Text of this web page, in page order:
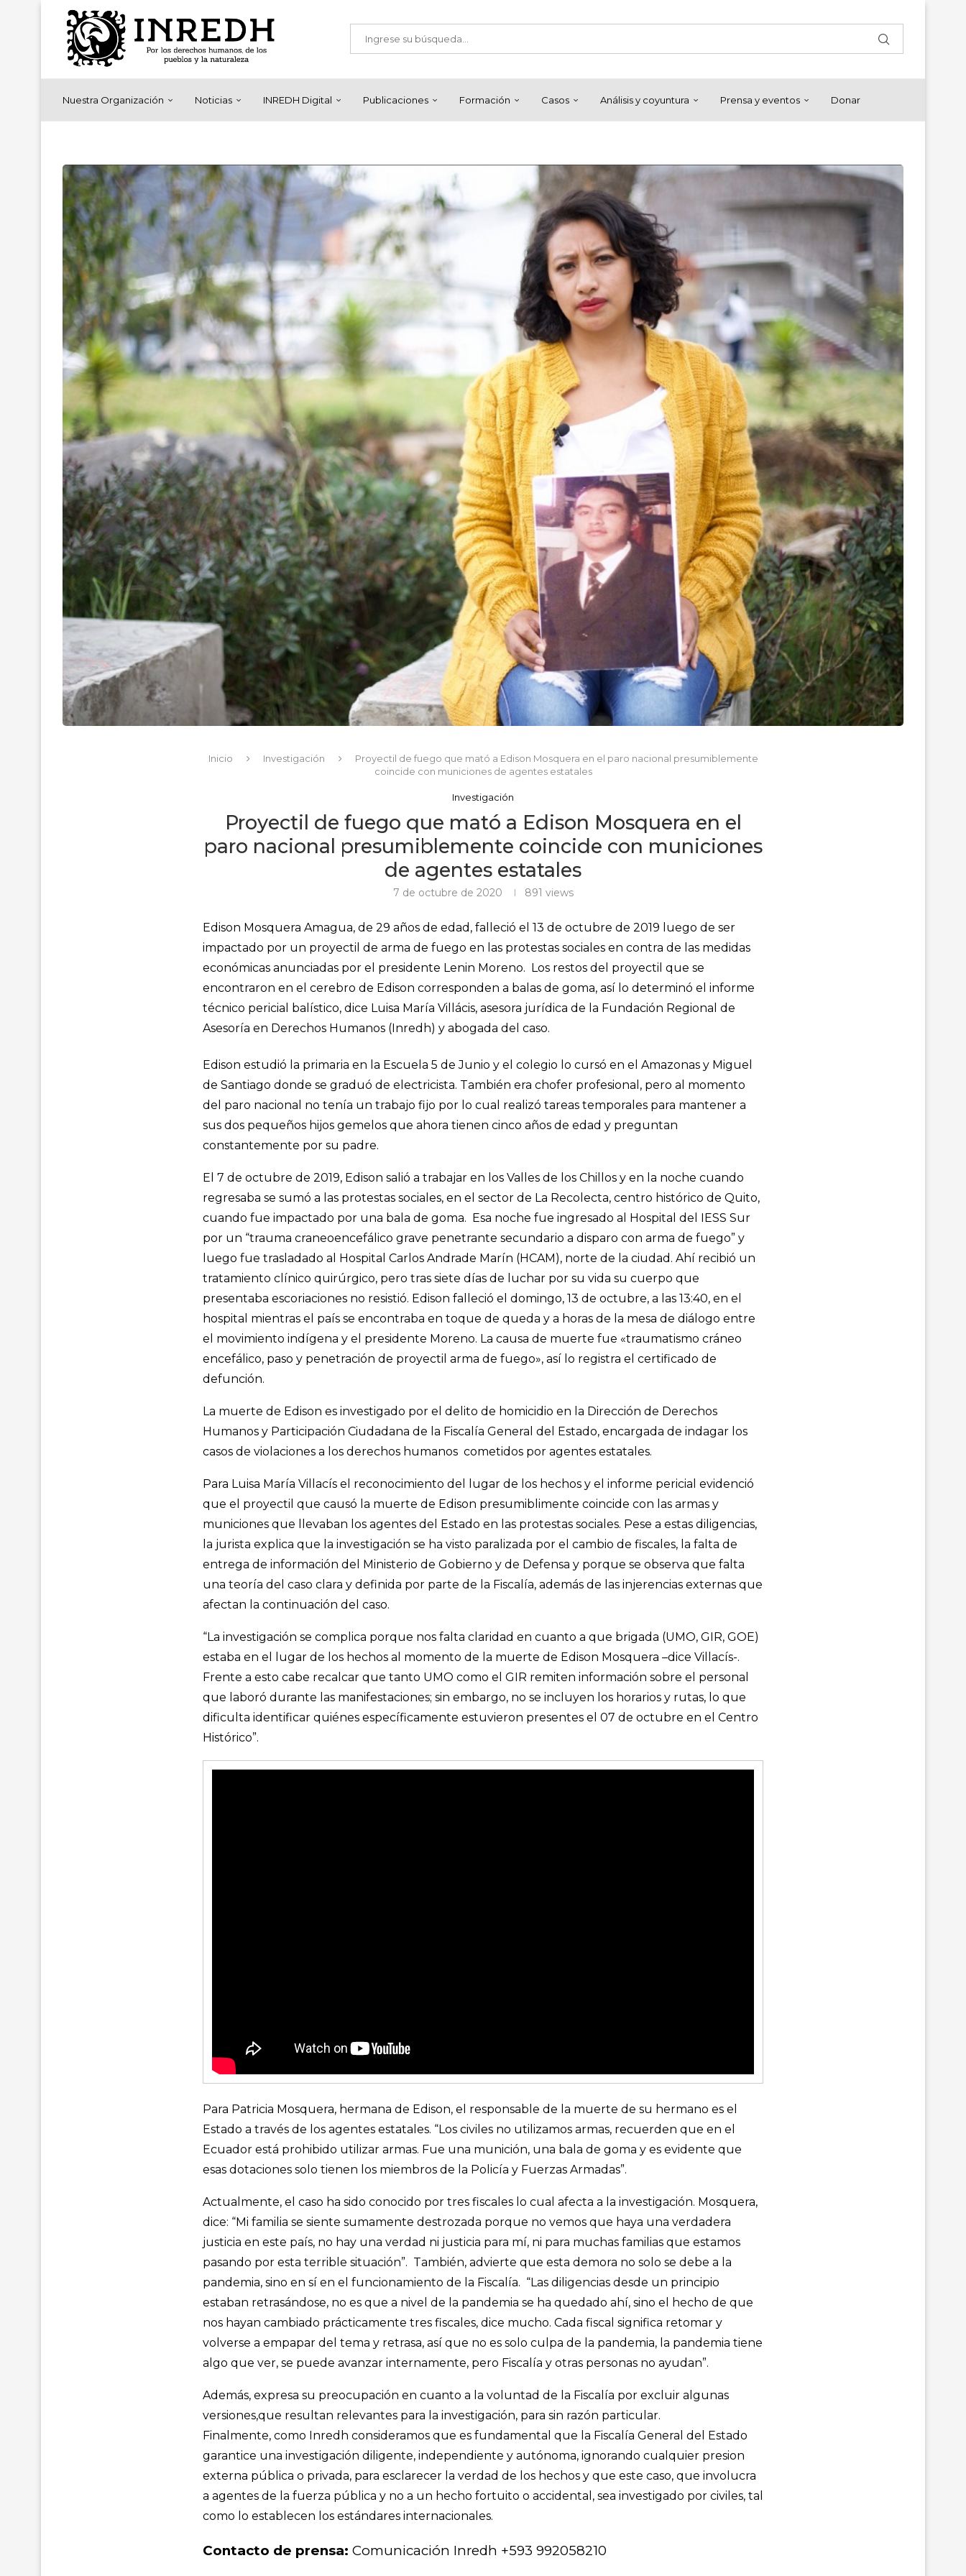
Nuestra Organización Noticias INREDH Digital Publicaciones Formación Casos Análisis y coyuntura Prensa y eventos Donar
Inicio Investigación
Proyectil de fuego que mató a Edison Mosquera en el paro nacional presumiblemente
coincide con municiones de agentes estatales
Investigación
Proyectil de fuego que mató a Edison Mosquera en el
paro nacional presumiblemente coincide con municiones
de agentes estatales
7 de octubre de 2020 891 views
Edison Mosquera Amagua, de 29 años de edad, falleció el 13 de octubre de 2019 luego de ser
impactado por un proyectil de arma de fuego en las protestas sociales en contra de las medidas
económicas anunciadas por el presidente Lenin Moreno. Los restos del proyectil que se
encontraron en el cerebro de Edison corresponden a balas de goma, así lo determinó el informe
técnico pericial balístico, dice Luisa María Villácis, asesora jurídica de la Fundación Regional de
Asesoría en Derechos Humanos (Inredh) y abogada del caso.
Edison estudió la primaria en la Escuela 5 de Junio y el colegio lo cursó en el Amazonas y Miguel
de Santiago donde se graduó de electricista. También era chofer profesional, pero al momento
del paro nacional no tenía un trabajo fijo por lo cual realizó tareas temporales para mantener a
sus dos pequeños hijos gemelos que ahora tienen cinco años de edad y preguntan
constantemente por su padre.
El 7 de octubre de 2019, Edison salió a trabajar en los Valles de los Chillos y en la noche cuando
regresaba se sumó a las protestas sociales, en el sector de La Recolecta, centro histórico de Quito,
cuando fue impactado por una bala de goma. Esa noche fue ingresado al Hospital del IESS Sur
por un “trauma craneoencefálico grave penetrante secundario a disparo con arma de fuego” y
luego fue trasladado al Hospital Carlos Andrade Marín (HCAM), norte de la ciudad. Ahí recibió un
tratamiento clínico quirúrgico, pero tras siete días de luchar por su vida su cuerpo que
presentaba escoriaciones no resistió. Edison falleció el domingo, 13 de octubre, a las 13:40, en el
hospital mientras el país se encontraba en toque de queda y a horas de la mesa de diálogo entre
el movimiento indígena y el presidente Moreno. La causa de muerte fue «traumatismo cráneo
encefálico, paso y penetración de proyectil arma de fuego», así lo registra el certificado de
defunción.
La muerte de Edison es investigado por el delito de homicidio en la Dirección de Derechos
Humanos y Participación Ciudadana de la Fiscalía General del Estado, encargada de indagar los
casos de violaciones a los derechos humanos cometidos por agentes estatales.
Para Luisa María Villacís el reconocimiento del lugar de los hechos y el informe pericial evidenció
que el proyectil que causó la muerte de Edison presumiblimente coincide con las armas y
municiones que llevaban los agentes del Estado en las protestas sociales. Pese a estas diligencias,
la jurista explica que la investigación se ha visto paralizada por el cambio de fiscales, la falta de
entrega de información del Ministerio de Gobierno y de Defensa y porque se observa que falta
una teoría del caso clara y definida por parte de la Fiscalía, además de las injerencias externas que
afectan la continuación del caso.
“La investigación se complica porque nos falta claridad en cuanto a que brigada (UMO, GIR, GOE)
estaba en el lugar de los hechos al momento de la muerte de Edison Mosquera –dice Villacís-.
Frente a esto cabe recalcar que tanto UMO como el GIR remiten información sobre el personal
que laboró durante las manifestaciones; sin embargo, no se incluyen los horarios y rutas, lo que
dificulta identificar quiénes específicamente estuvieron presentes el 07 de octubre en el Centro
Histórico”.
Para Patricia Mosquera, hermana de Edison, el responsable de la muerte de su hermano es el
Estado a través de los agentes estatales. “Los civiles no utilizamos armas, recuerden que en el
Ecuador está prohibido utilizar armas. Fue una munición, una bala de goma y es evidente que
esas dotaciones solo tienen los miembros de la Policía y Fuerzas Armadas”.
Actualmente, el caso ha sido conocido por tres fiscales lo cual afecta a la investigación. Mosquera,
dice: “Mi familia se siente sumamente destrozada porque no vemos que haya una verdadera
justicia en este país, no hay una verdad ni justicia para mí, ni para muchas familias que estamos
pasando por esta terrible situación”. También, advierte que esta demora no solo se debe a la
pandemia, sino en sí en el funcionamiento de la Fiscalía. “Las diligencias desde un principio
estaban retrasándose, no es que a nivel de la pandemia se ha quedado ahí, sino el hecho de que
nos hayan cambiado prácticamente tres fiscales, dice mucho. Cada fiscal significa retomar y
volverse a empapar del tema y retrasa, así que no es solo culpa de la pandemia, la pandemia tiene
algo que ver, se puede avanzar internamente, pero Fiscalía y otras personas no ayudan”.
Además, expresa su preocupación en cuanto a la voluntad de la Fiscalía por excluir algunas
versiones,que resultan relevantes para la investigación, para sin razón particular.
Finalmente, como Inredh consideramos que es fundamental que la Fiscalía General del Estado
garantice una investigación diligente, independiente y autónoma, ignorando cualquier presion
externa pública o privada, para esclarecer la verdad de los hechos y que este caso, que involucra
a agentes de la fuerza pública y no a un hecho fortuito o accidental, sea investigado por civiles, tal
como lo establecen los estándares internacionales.
Contacto de prensa: Comunicación Inredh +593 992058210